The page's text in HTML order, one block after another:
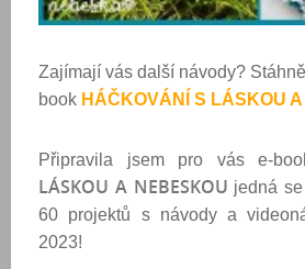
Zajímají vás další návody?
book HÁČKOVÁNÍ S LÁSKOU
Připravila jsem pro vás e-
LÁSKOU A NEBESKOU jedná
60 projektů s návody a
2023!